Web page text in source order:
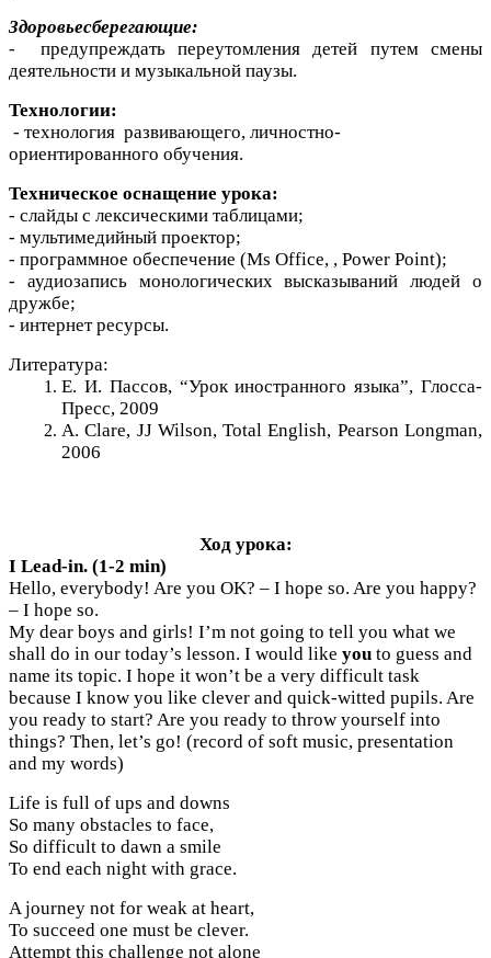
Здоровьесберегающие:
- предупреждать переутомления детей путем смены
деятельности и музыкальной паузы.
Технологии:
- технология развивающего, личностно-
ориентированного обучения.
Техническое оснащение урока:
- слайды с лексическими таблицами;
- мультимедийный проектор;
- программное обеспечение (Ms Оffice, , Power Point);
- аудиозапись монологических высказываний людей о
дружбе;
- интернет ресурсы.
Литература:
Е. И. Пассов, “Урок иностранного языка”, Глосса-
Пресс, 2009
A. Clare, JJ Wilson, Total English, Pearson Longman,
2006
Ход урока:
I Lead-in. (1-2 min)
Hello, everybody! Are you OK? – I hope so. Are you happy?
– I hope so.
My dear boys and girls! I’m not going to tell you what we
shall do in our today’s lesson. I would like you to guess and
name its topic. I hope it won’t be a very difficult task
because I know you like clever and quick-witted pupils. Are
you ready to start? Are you ready to throw yourself into
things? Then, let’s go! (record of soft music, presentation
and my words)
Life is full of ups and downs
So many obstacles to face,
So difficult to dawn a smile
To end each night with grace.
A journey not for weak at heart,
To succeed one must be clever.
Attempt this challenge not alone